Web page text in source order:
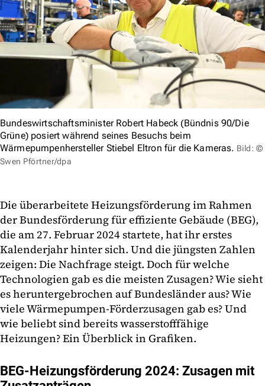
Bundeswirtschaftsminister Robert Habeck (Bündnis 90/Die
Grüne) posiert während seines Besuchs beim
Wärmepumpenhersteller Stiebel Eltron für die Kameras. Bild: ©
Swen Pförtner/dpa
Die überarbeitete Heizungsförderung im Rahmen
der Bundesförderung für effiziente Gebäude (BEG),
die am 27. Februar 2024 startete, hat ihr erstes
Kalenderjahr hinter sich. Und die jüngsten Zahlen
zeigen: Die Nachfrage steigt. Doch für welche
Technologien gab es die meisten Zusagen? Wie sieht
es heruntergebrochen auf Bundesländer aus? Wie
viele Wärmepumpen-Förderzusagen gab es? Und
wie beliebt sind bereits wasserstofffähige
Heizungen? Ein Überblick in Grafiken.